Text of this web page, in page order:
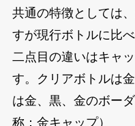
共通の特徴としては
すが現行ボトルに比
二点目の違いはキャ
す。クリアボトルは
は金、黒、金のボー
称：金キャップ）